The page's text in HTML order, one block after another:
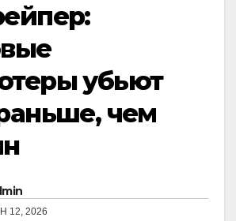
убьют
чем
12, 2026